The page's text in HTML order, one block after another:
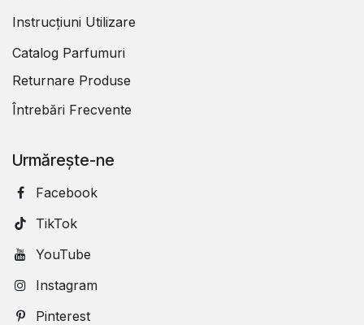
Instrucțiuni Utilizare
Catalog Parfumuri
Returnare Produse
Întrebări Frecvente
Urmărește-ne
Facebook
TikTok
YouTube
Instagram
Pinterest